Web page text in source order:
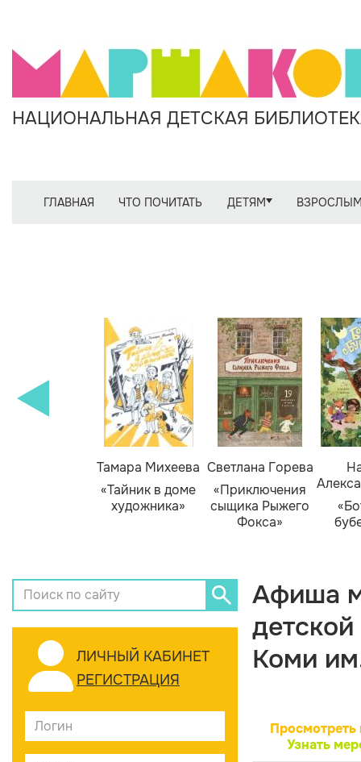
НАЦИОНАЛЬНАЯ ДЕТСКАЯ
ГЛАВНАЯ ЧТО ПОЧИТАТЬ ДЕТЯМ
Тамара Михеева
«Тайник в доме
художника»
Светлана Горева
«Приключения
сыщика Рыжего
Фокса»
ЛИЧНЫЙ КАБИНЕТ
РЕГИСТРАЦИЯ
Афиша
Коми
Просмотреть
Узнать